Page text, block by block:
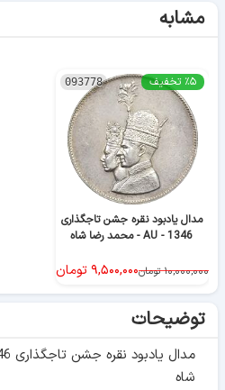
مشابه
093778
مدال یادبود نقره جشن تاجگذاری
1346 - AU - محمد رضا شاه
٪۵ تخفیف
۱۰,۰۰۰,۰۰۰ تومان۹,۵۰۰,۰۰۰تومان
توضیحات
شاه